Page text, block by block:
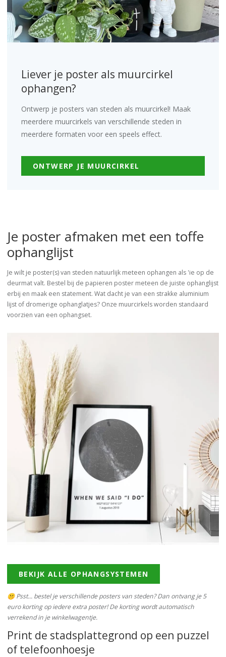
Liever je poster als muurcirkel
ophangen?
Ontwerp je posters van steden als muurcirkel! Maak
meerdere muurcirkels van verschillende steden in
meerdere formaten voor een speels effect.
ONTWERP JE MUURCIRKEL
Je poster afmaken met een toffe
ophanglijst
Je wilt je poster(s) van steden natuurlijk meteen ophangen als 'ie op de
deurmat valt. Bestel bij de papieren poster meteen de juiste ophanglijst
erbij en maak een statement. Wat dacht je van een strakke aluminium
lijst of dromerige ophanglatjes? Onze muurcirkels worden standaard
voorzien van een ophangset.
BEKIJK ALLE OPHANGSYSTEMEN
🤫 Psst... bestel je verschillende posters van steden? Dan ontvang je 5
euro korting op iedere extra poster! De korting wordt automatisch
verrekend in je winkelwagentje.
Print de stadsplattegrond op een puzzel
of telefoonhoesje